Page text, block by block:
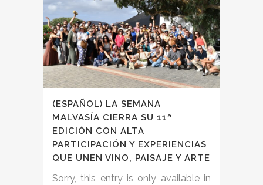
(ESPAÑOL) LA SEMANA
MALVASÍA CIERRA SU 11ª
EDICIÓN CON ALTA
PARTICIPACIÓN Y EXPERIENCIAS
QUE UNEN VINO, PAISAJE Y ARTE
Sorry, this entry is only available in